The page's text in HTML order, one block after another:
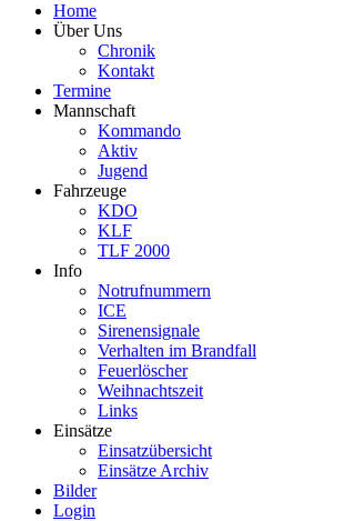
Home
Über Uns
Chronik
Kontakt
Termine
Mannschaft
Kommando
Aktiv
Jugend
Fahrzeuge
KDO
KLF
TLF 2000
Info
Notrufnummern
ICE
Sirenensignale
Verhalten im Brandfall
Feuerlöscher
Weihnachtszeit
Links
Einsätze
Einsatzübersicht
Einsätze Archiv
Bilder
Login